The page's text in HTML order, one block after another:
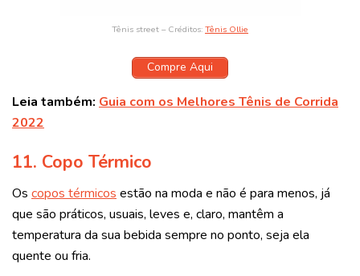
Tênis street – Créditos: Tênis Ollie
Compre Aqui
Leia também: Guia com os Melhores Tênis de Corrida
2022
11. Copo Térmico
Os copos térmicos estão na moda e não é para menos, já
que são práticos, usuais, leves e, claro, mantêm a
temperatura da sua bebida sempre no ponto, seja ela
quente ou fria.